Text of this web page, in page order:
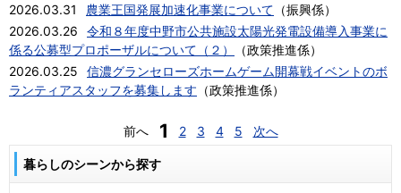
2026.03.31
農業王国発展加速化事業について （振興係）
2026.03.26
令和８年度中野市公共施設太陽光発電設備導入事業に
係る公募型プロポーザルについて（２）
（政策推進係）
2026.03.25
信濃グランセローズホームゲーム開幕戦イベントのボ
ランティアスタッフを募集します （政策推進係）
前へ 1 2 3 4 5 次へ
暮らしのシーンから探す